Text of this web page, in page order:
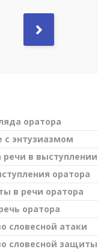
оратора
с энтузиазмом
речи в
оратора
в речи оратора
оратора
словесной атаки
словесной защиты